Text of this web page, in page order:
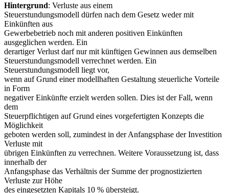
Hintergrund: Verluste aus einem
Steuerstundungsmodell dürfen nach dem Gesetz weder mit
Einkünften aus
Gewerbebetrieb noch mit anderen positiven Einkünften
ausgeglichen werden. Ein
derartiger Verlust darf nur mit künftigen Gewinnen aus demselben
Steuerstundungsmodell verrechnet werden. Ein
Steuerstundungsmodell liegt vor,
wenn auf Grund einer modellhaften Gestaltung steuerliche Vorteile
in Form
negativer Einkünfte erzielt werden sollen. Dies ist der Fall, wenn
dem
Steuerpflichtigen auf Grund eines vorgefertigten Konzepts die
Möglichkeit
geboten werden soll, zumindest in der Anfangsphase der Investition
Verluste mit
übrigen Einkünften zu verrechnen. Weitere Voraussetzung ist, dass
innerhalb der
Anfangsphase das Verhältnis der Summe der prognostizierten
Verluste zur Höhe
des eingesetzten Kapitals 10 % übersteigt.